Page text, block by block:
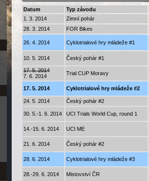
Datum Typ závodu
1. 3. 2014
Zimní pohár
28. 3. 2014
FOR Bikes
26. 4. 2014 Cyklotrialové hry mládeže #1
10. 5. 2014 Český pohár #1
17. 5. 2014
7. 6. 2014
Trial CUP Moravy
17. 5. 2014 Cyklotrialové hry mládeže #2
24. 5. 2014 Český pohár #2
30. 5.-1. 6. 2014 UCI Trials World Cup, round 1
14.-15. 6. 2014 UCI ME
21. 6. 2014 Český pohár #2
28. 6. 2014 Cyklotrialové hry mládeže #3
28.-29. 6. 2014 Mistovství ČR